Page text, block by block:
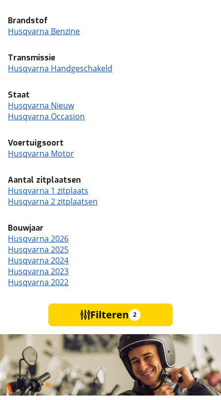
Brandstof
Husqvarna Benzine
Transmissie
Husqvarna Handgeschakeld
Staat
Husqvarna Nieuw
Husqvarna Occasion
Voertuigsoort
Husqvarna Motor
Aantal zitplaatsen
Husqvarna 1 zitplaats
Husqvarna 2 zitplaatsen
Bouwjaar
Husqvarna 2026
Husqvarna 2025
Husqvarna 2024
Husqvarna 2023
Husqvarna 2022
Filteren 2